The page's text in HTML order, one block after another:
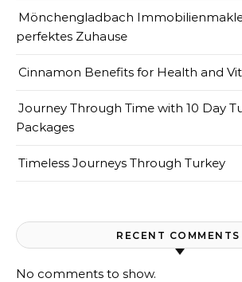
Mönchengladbach
perfektes Zuhause
Cinnamon Benefits for Health and
Journey Through Time with 10 Day
Packages
Timeless Journeys Through Turkey
RECENT COMMENTS
No comments to show.